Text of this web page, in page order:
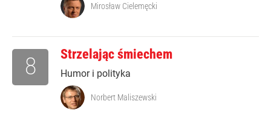
Mirosław Cielemęcki
Strzelając śmiechem
Humor i polityka
8
Norbert Maliszewski